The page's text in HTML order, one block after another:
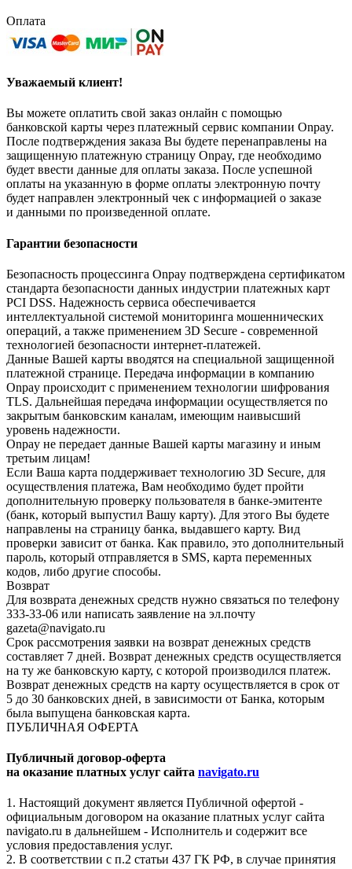
Оплата
Уважаемый клиент!
Вы можете оплатить свой заказ онлайн с помощью
банковской карты через платежный сервис компании Onpay.
После подтверждения заказа Вы будете перенаправлены на
защищенную платежную страницу Onpay, где необходимо
будет ввести данные для оплаты заказа. После успешной
оплаты на указанную в форме оплаты электронную почту
будет направлен электронный чек с информацией о заказе
и данными по произведенной оплате.
Гарантии безопасности
Безопасность процессинга Onpay подтверждена сертификатом
стандарта безопасности данных индустрии платежных карт
PCI DSS. Надежность сервиса обеспечивается
интеллектуальной системой мониторинга мошеннических
операций, а также применением 3D Secure - современной
технологией безопасности интернет-платежей.
Данные Вашей карты вводятся на специальной защищенной
платежной странице. Передача информации в компанию
Onpay происходит с применением технологии шифрования
TLS. Дальнейшая передача информации осуществляется по
закрытым банковским каналам, имеющим наивысший
уровень надежности.
Onpay не передает данные Вашей карты магазину и иным
третьим лицам!
Если Ваша карта поддерживает технологию 3D Secure, для
осуществления платежа, Вам необходимо будет пройти
дополнительную проверку пользователя в банке-эмитенте
(банк, который выпустил Вашу карту). Для этого Вы будете
направлены на страницу банка, выдавшего карту. Вид
проверки зависит от банка. Как правило, это дополнительный
пароль, который отправляется в SMS, карта переменных
кодов, либо другие способы.
Возврат
Для возврата денежных средств нужно связаться по телефону
333-33-06 или написать заявление на эл.почту
gazeta@navigato.ru
Срок рассмотрения заявки на возврат денежных средств
составляет 7 дней. Возврат денежных средств осуществляется
на ту же банковскую карту, с которой производился платеж.
Возврат денежных средств на карту осуществляется в срок от
5 до 30 банковских дней, в зависимости от Банка, которым
была выпущена банковская карта.
ПУБЛИЧНАЯ ОФЕРТА
Публичный договор-оферта
на оказание платных услуг сайта navigato.ru
1. Настоящий документ является Публичной офертой -
официальным договором на оказание платных услуг сайта
navigato.ru в дальнейшем - Исполнитель и содержит все
условия предоставления услуг.
2. В соответствии с п.2 статьи 437 ГК РФ, в случае принятия